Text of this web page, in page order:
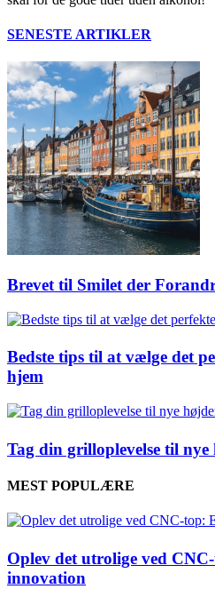
SENESTE ARTIKLER
Brevet til Smilet der
Bedste tips til at vælge det
hjem
Tag din grilloplevelse til nye
MEST POPULÆRE
Oplev det utrolige ved
innovation